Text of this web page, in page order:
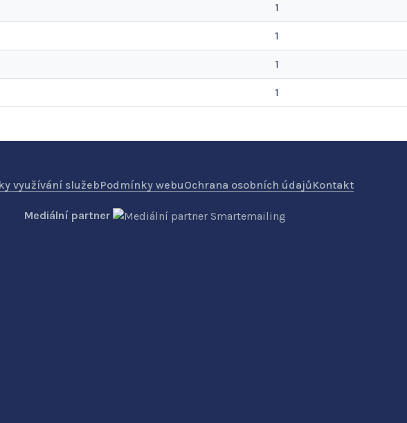
1
1
1
1
využívání služebPodmínky webuOchrana osobních údajůKontakt
Mediální partner